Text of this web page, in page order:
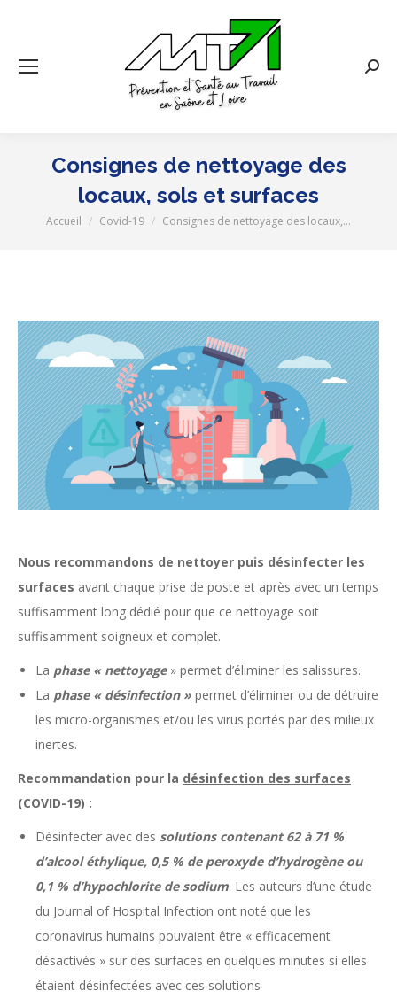
Consignes de nettoyage des
locaux, sols et surfaces
Vous êtes ici :
Accueil Covid-19 Consignes de nettoyage des locaux,…
Nous recommandons de nettoyer puis désinfecter les
surfaces avant chaque prise de poste et après avec un temps
suffisamment long dédié pour que ce nettoyage soit
suffisamment soigneux et complet.
La phase « nettoyage» permet d’éliminer les salissures.
La phase « désinfection » permet d’éliminer ou de détruire
les micro-organismes et/ou les virus portés par des milieux
inertes.
Recommandation pour la désinfection des surfaces
(COVID-19) :
Désinfecter avec des solutions contenant 62 à 71 %
d’alcool éthylique, 0,5 % de peroxyde d’hydrogène ou
0,1 % d’hypochlorite de sodium. Les auteurs d’une étude
du Journal of Hospital Infection ont noté que les
coronavirus humains pouvaient être « efficacement
désactivés » sur des surfaces en quelques minutes si elles
étaient désinfectées avec ces solutions